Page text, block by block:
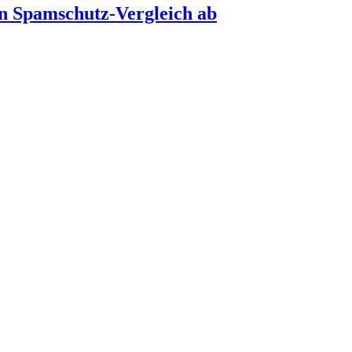
Spamschutz-Vergleich ab